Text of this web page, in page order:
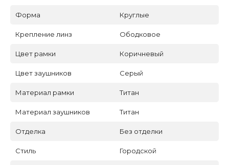
Форма Круглые
Крепление линз Ободковое
Цвет рамки Коричневый
Цвет заушников Серый
Материал рамки Титан
Материал заушников Титан
Отделка Без отделки
Стиль Городской